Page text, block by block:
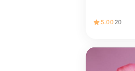
5.0020